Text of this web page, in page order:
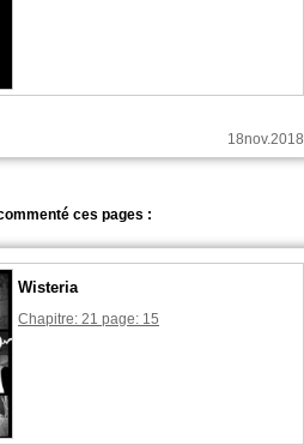
18nov.2018
ces pages :
Wisteria
Chapitre: 21 page: 15